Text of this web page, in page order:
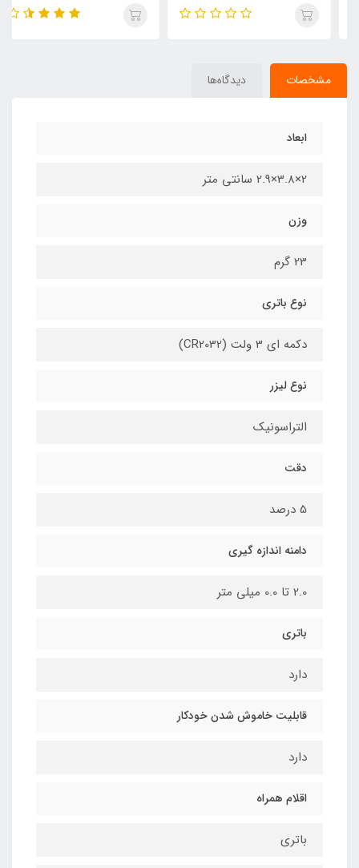
مشخصات دیدگاه‌ها
ابعاد
2×3.8×2.9 سانتی متر
وزن
23 گرم
نوع باتری
دکمه ای 3 ولت (CR2032)
نوع لیزر
التراسونیک
دقت
5 درصد
دامنه اندازه گیری
2.0 تا 0.0 میلی متر
باتری
دارد
قابلیت خاموش شدن خودکار
دارد
اقلام همراه
باتری